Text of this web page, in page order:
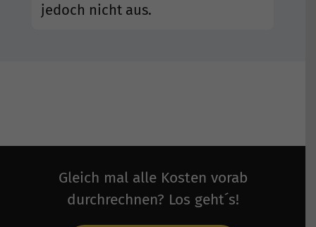
jedoch nicht aus.
Gleich mal alle Kosten vorab
durchrechnen? Los geht´s!